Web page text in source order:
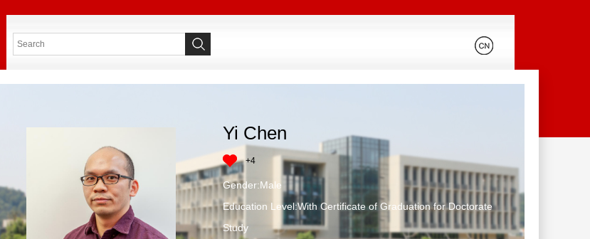
Yi Chen
+4
Gender:Male
Education Level:With Certificate of Graduation for Doctorate
Study